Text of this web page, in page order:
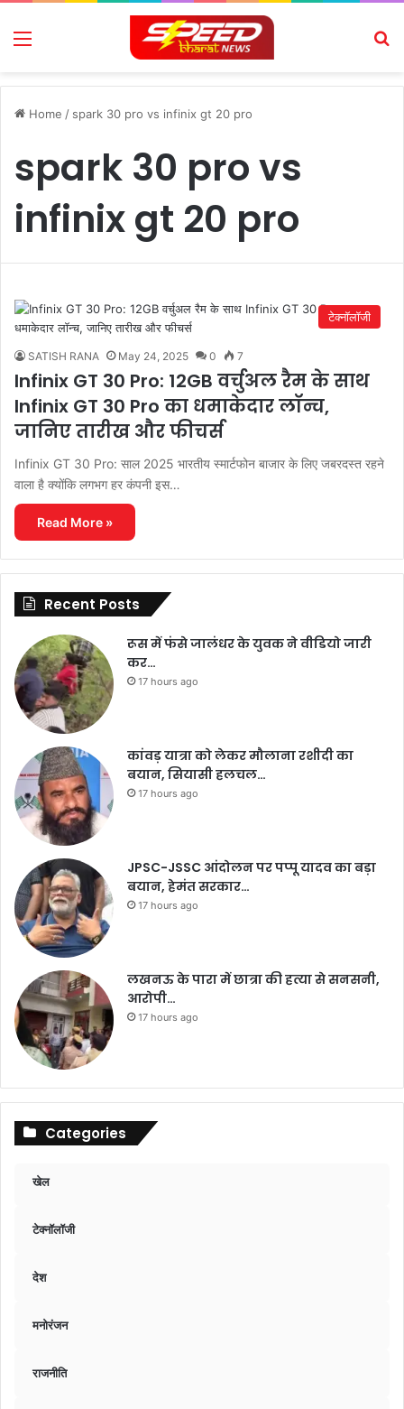
Menu
Home / spark 30 pro vs infinix gt 20 pro
spark 30 pro vs
infinix gt 20 pro
टेक्नॉलॉजी
SATISH RANA May 24, 2025 0 7
Infinix GT 30 Pro: 12GB वर्चुअल रैम के साथ
Infinix GT 30 Pro का धमाकेदार लॉन्च,
जानिए तारीख और फीचर्स
Infinix GT 30 Pro: साल 2025 भारतीय स्मार्टफोन बाजार के लिए जबरदस्त रहने
वाला है क्योंकि लगभग हर कंपनी इस…
Read More »
Recent Posts
रूस में फंसे जालंधर के युवक ने वीडियो जारी
कर…
17 hours ago
कांवड़ यात्रा को लेकर मौलाना रशीदी का
बयान, सियासी हलचल…
17 hours ago
JPSC-JSSC आंदोलन पर पप्पू यादव का बड़ा
बयान, हेमंत सरकार…
17 hours ago
लखनऊ के पारा में छात्रा की हत्या से सनसनी,
आरोपी…
17 hours ago
Categories
खेल
टेक्नॉलॉजी
देश
मनोरंजन
राजनीति